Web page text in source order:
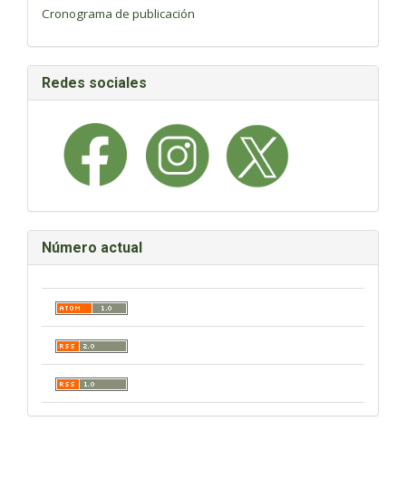
Cronograma de publicación
Redes sociales
Número actual